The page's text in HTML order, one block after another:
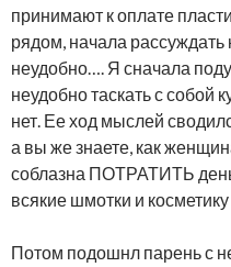
принимают к оплате
рядом, начала рассуждать
неудобно…. Я сначала
неудобно таскать с собой
нет. Ее ход мыслей
а вы же знаете, как
соблазна ПОТРАТИТЬ
всякие шмотки и
Потом подошнл парень с